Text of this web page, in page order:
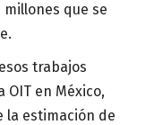
que se
trabajos
en México,
la estimación de